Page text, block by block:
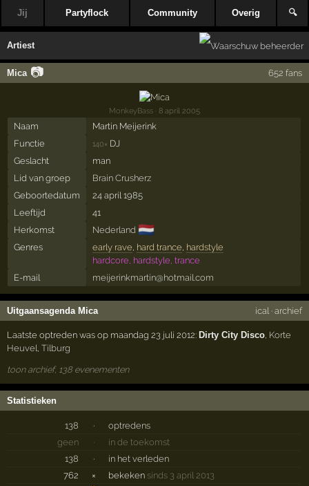
Jij Partyflock Community Overig 🔍
Artiest
Mica 📷 652 fans
MonkeyBass · 8 april 2005
Naam
Martin Meijerink
Functie
140× DJ
Geslacht
man
Lid van groep
Brain Crusherz
Geboortedatum
24 april 1985
Leeftijd
41
Herkomst
Nederland 🇳🇱
Genres early rave hard trance hardstyle
hardcore, hardstyle, trance
E-mail
meijerinkmartin@hotmail.com
Uitgaansagenda Mica ical· archief
Laatste optreden was op maandag 23 juli 2012:Dirty City Disco Korte
Heuvel ,Tilburg
toon archief, 138 evenementen
Statistieken
138 ·
optredens
geen
·
in de toekomst
138
·
in het verleden
762
× bekeken sinds 3 april 2013